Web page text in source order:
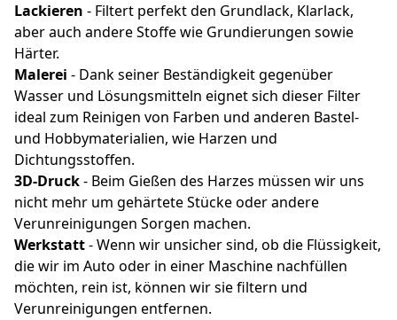
Lackieren - Filtert perfekt den Grundlack, Klarlack,
aber auch andere Stoffe wie Grundierungen sowie
Härter.
Malerei - Dank seiner Beständigkeit gegenüber
Wasser und Lösungsmitteln eignet sich dieser Filter
ideal zum Reinigen von Farben und anderen Bastel-
und Hobbymaterialien, wie Harzen und
Dichtungsstoffen.
3D-Druck- Beim Gießen des Harzes müssen wir uns
nicht mehr um gehärtete Stücke oder andere
Verunreinigungen Sorgen machen.
Werkstatt- Wenn wir unsicher sind, ob die Flüssigkeit,
die wir im Auto oder in einer Maschine nachfüllen
möchten, rein ist, können wir sie filtern und
Verunreinigungen entfernen.